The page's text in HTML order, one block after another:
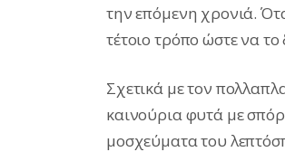
την επόμενη χρονιά.
τέτοιο τρόπο ώστε να
Σχετικά με τον
καινούρια φυτά με
μοσχεύματα του